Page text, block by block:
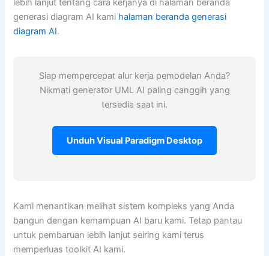
lebih lanjut tentang cara kerjanya di halaman beranda
generasi diagram AI kami halaman beranda generasi
diagram AI.
Siap mempercepat alur kerja pemodelan Anda?
Nikmati generator UML AI paling canggih yang
tersedia saat ini.
Unduh Visual Paradigm Desktop
Kami menantikan melihat sistem kompleks yang Anda
bangun dengan kemampuan AI baru kami. Tetap pantau
untuk pembaruan lebih lanjut seiring kami terus
memperluas toolkit AI kami.